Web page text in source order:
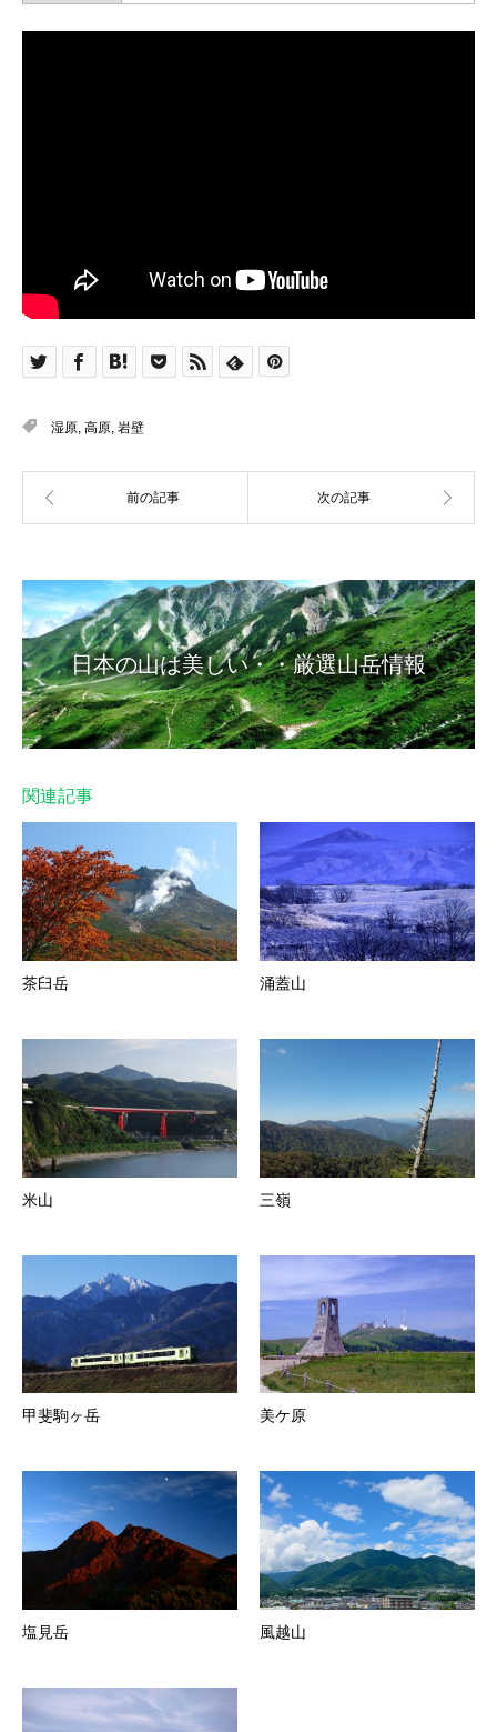
湿原, 高原, 岩壁
日本の山は美しい・・厳選山岳情報
関連記事
茶臼岳 涌蓋山
米山 三嶺
甲斐駒ヶ岳 美ケ原
塩見岳 風越山